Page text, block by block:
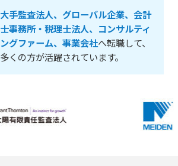
大手監査法人、グローバル企業、会計
士事務所・税理士法人、コンサルティ
ングファーム、事業会社へ転職して、
多くの方が活躍されています。